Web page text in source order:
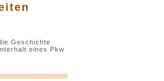
Geschichte
eines Pkw